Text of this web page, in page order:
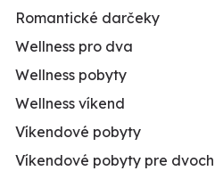
Romantické darčeky
Wellness pro dva
Wellness pobyty
Wellness víkend
Víkendové pobyty
Víkendové pobyty pre dvoch